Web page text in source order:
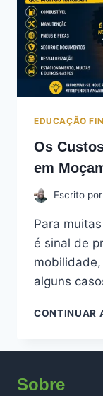
EDUCAÇÃO
Os
em
Escrito por
Para
é sinal de
alguns
CONTINUAR
Sobre